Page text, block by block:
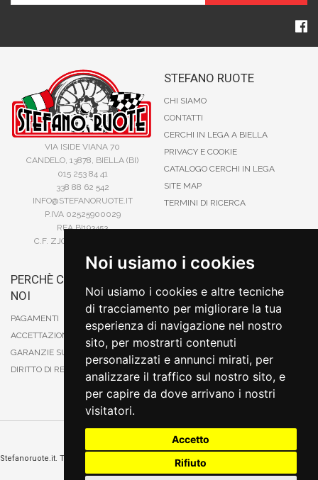
Noi usiamo i cookies
Noi usiamo i cookies e altre tecniche
di tracciamento per migliorare la tua
esperienza di navigazione nel nostro
sito, per mostrarti contenuti
personalizzati e annunci mirati, per
analizzare il traffico sul nostro sito, e
per capire da dove arrivano i nostri
visitatori.
Accetto
Rifiuto
VIA ISIDE VIANA 70
CANDELO, 13878, BIELLA (BI)
015 253 84 41
338 88 62 542
INFO@STEFANORUOTE.IT
P.IVA 02525900029
REA BI193453
C.F. ZJOSFN73H14A859X
STEFANO RUOTE
CHI SIAMO
CONTATTI
CERCHI IN LEGA A BIELLA
PRIVACY E COOKIE
CATALOGO CERCHI IN LEGA
SITE MAP
TERMINI DI RICERCA
PERCHÈ COMPRARE DA
NOI
PAGAMENTI
ACCETTAZIONE DEGLI ORDINI
GARANZIE SUI PRODOTTI
DIRITTO DI RECESSO
CARTA DI CREDITO
PAYPAL
CONTRASSEGNO
POSTEPAY
Stefanoruote.it. Tutti i diritti riservati. E' vietata la riproduzione anche parziali. Prezzi e
promozioni validi salvo errori o omissioni